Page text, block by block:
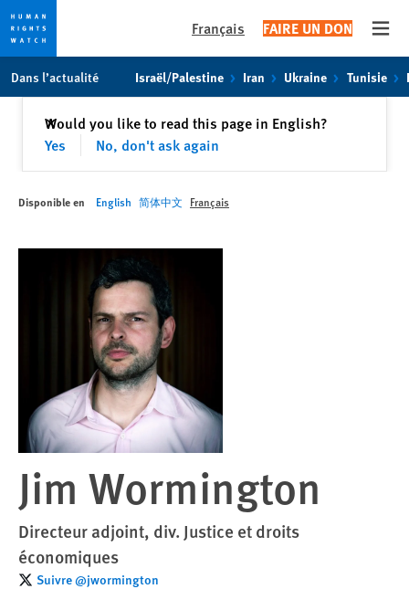
toto
content
Français FAIRE UN DON
Dans l’actualité Israël/Palestine Iran Ukraine Tunisie
Would you like to read this page in English?
Yes
No, don't ask again
✕Fermer
Disponible en English 简体中文 Français
Jim Wormington
Directeur adjoint, div. Justice et droits
économiques
Suivre @jwormington